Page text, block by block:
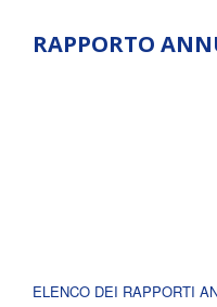
RAPPORTO
ELENCO DEI RAPPORTI